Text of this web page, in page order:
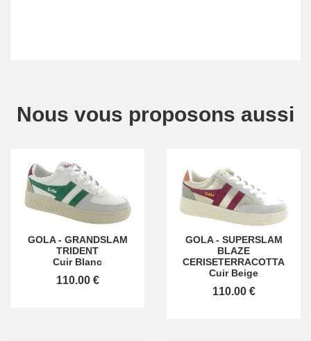
Nous vous proposons aussi
GOLA- GRANDSLAM
TRIDENT
Cuir Blanc
110.00 €
GOLA- SUPERSLAM
BLAZE
CERISETERRACOTTA
Cuir Beige
110.00 €